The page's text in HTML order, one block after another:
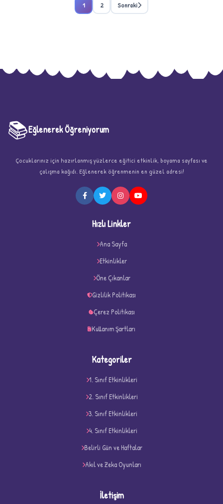
✧
1 2 Sonraki
📚Eğlenerek Öğreniyorum
Çocuklarınız için hazırlanmış yüzlerce eğitici etkinlik, boyama sayfası ve
çalışma kağıdı. Eğlenerek öğrenmenin en güzel adresi!
Hızlı Linkler
Ana Sayfa
Etkinlikler
Öne Çıkanlar
Gizlilik Politikası
Çerez Politikası
Kullanım Şartları
Kategoriler
1. Sınıf Etkinlikleri
2. Sınıf Etkinlikleri
3. Sınıf Etkinlikleri
4. Sınıf Etkinlikleri
Belirli Gün ve Haftalar
Akıl ve Zeka Oyunları
İletişim